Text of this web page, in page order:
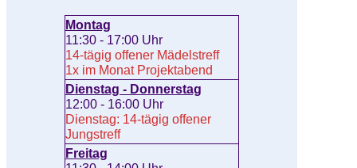
Montag
11:30 - 17:00 Uhr
14-tägig offener Mädelstreff
1x im Monat Projektabend
Dienstag - Donnerstag
12:00 - 16:00 Uhr
Dienstag: 14-tägig offener
Jungstreff
Freitag